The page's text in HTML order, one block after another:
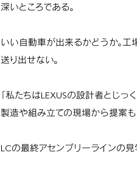
深いところである。
いい自動車が出来るかどうか。
送り出せない。
「私たちはLEXUSの設計者とじっ
製造や組み立ての現場から提案も
LCの最終アセンブリーラインの